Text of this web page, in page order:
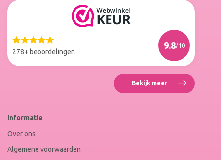
278+ beoordelingen
9.8/10
Web
Winkel
Bekijk meer Reviews
Roxenne
Informatie
Over ons
Algemene voorwaarden